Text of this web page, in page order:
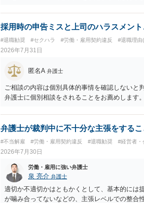
になるわけではありません。契約が労働契約に
なくても、金額が事務所の損害と比べて過大な
ではなく「合理的な実費・未回収費用のみ」に
内容をレビューしてもらう価値は十分にあると
として労働者性があるか、解除事由が双方にど
う複数論点に分かれます。契約前なら、交渉の
え、後から争うよりコストを抑えやすいので
す。 ・事務所側の解除でも、解除理由によっ
とはあります。ただし、事務所側が一方的に
性を欠くとして争いやすいです。逆に、タレン
される可能性はあります。
採用時の申告ミスと上司のハラスメン
#退職勧奨 #セクハラ #労働・雇用契約違反 #退職理由
2026年7月31日
匿名A 弁護士
ご相談の内容は個別具体的事情を確認しないと
弁護士に個別相談をされることをお薦めします。
弁護士が裁判中に不十分な主張をする
#不当解雇 #労働・雇用契約違反 #退職勧奨 #経営者・
2026年7月30日
労働・雇用に強い弁護士
泉 亮介 弁護士
適切か不適切かはともかくとして、基本的には
が噛み合ってないなどの、主張レベルでの整合